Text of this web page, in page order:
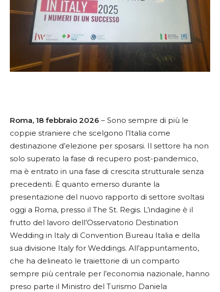
Roma, 18 febbraio 2026 – Sono sempre di più le
coppie straniere che scelgono l’Italia come
destinazione d’elezione per sposarsi. Il settore ha non
solo superato la fase di recupero post-pandemico,
ma è entrato in una fase di crescita strutturale senza
precedenti. È quanto emerso durante la
presentazione del nuovo rapporto di settore svoltasi
oggi a Roma, presso il The St. Regis. L’indagine è il
frutto del lavoro dell’Osservatorio Destination
Wedding in Italy di Convention Bureau Italia e della
sua divisione Italy for Weddings. All’appuntamento,
che ha delineato le traiettorie di un comparto
sempre più centrale per l’economia nazionale, hanno
preso parte il Ministro del Turismo Daniela